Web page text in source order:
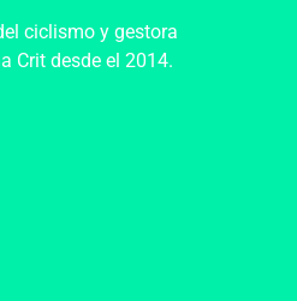
ciclismo y gestora
Crit desde el 2014.